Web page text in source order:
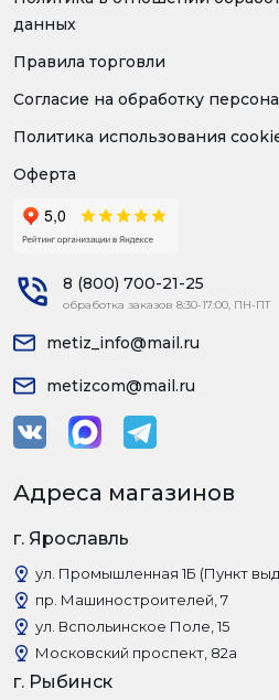
данных
Правила торговли
Согласие на обработку
Политика использования
Оферта
8 (800) 700-21-25
обработка заказов 8:30-17:00, ПН-ПТ
metiz_info@mail.ru
metizcom@mail.ru
Адреса магазинов
г. Ярославль
ул. Промышленная 1Б (Пункт
пр. Машиностроителей, 7
ул. Вспольинское Поле, 15
Московский проспект, 82а
г. Рыбинск